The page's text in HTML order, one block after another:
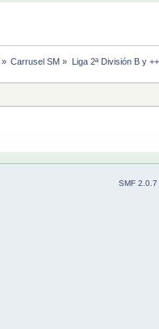
» Carrusel SM » Liga 2ª División B y
SMF 2.0.7